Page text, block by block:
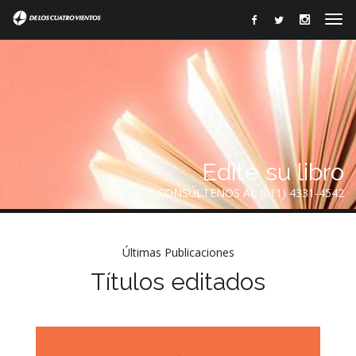
Edite su libro
CONSÚLTENOS AL (011) 4331-4542
Últimas Publicaciones
Títulos editados